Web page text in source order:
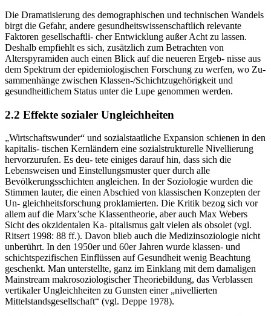
Die Dramatisierung des demographischen und technischen Wandels
birgt die Gefahr, andere gesundheitswissenschaftlich relevante
Faktoren gesellschaftli- cher Entwicklung außer Acht zu lassen.
Deshalb empfiehlt es sich, zusätzlich zum Betrachten von
Alterspyramiden auch einen Blick auf die neueren Ergeb- nisse aus
dem Spektrum der epidemiologischen Forschung zu werfen, wo Zu-
sammenhänge zwischen Klassen-/Schichtzugehörigkeit und
gesundheitlichem Status unter die Lupe genommen werden.
2.2 Effekte sozialer Ungleichheiten
„Wirtschaftswunder“ und sozialstaatliche Expansion schienen in den
kapitalis- tischen Kernländern eine sozialstrukturelle Nivellierung
hervorzurufen. Es deu- tete einiges darauf hin, dass sich die
Lebensweisen und Einstellungsmuster quer durch alle
Bevölkerungsschichten angleichen. In der Soziologie wurden die
Stimmen lauter, die einen Abschied von klassischen Konzepten der
Un- gleichheitsforschung proklamierten. Die Kritik bezog sich vor
allem auf die Marx’sche Klassentheorie, aber auch Max Webers
Sicht des okzidentalen Ka- pitalismus galt vielen als obsolet (vgl.
Ritsert 1998: 88 ff.). Davon blieb auch die Medizinsoziologie nicht
unberührt. In den 1950er und 60er Jahren wurde klassen- und
schichtspezifischen Einflüssen auf Gesundheit wenig Beachtung
geschenkt. Man unterstellte, ganz im Einklang mit dem damaligen
Mainstream makrosoziologischer Theoriebildung, das Verblassen
vertikaler Ungleichheiten zu Gunsten einer „nivellierten
Mittelstandsgesellschaft“ (vgl. Deppe 1978).